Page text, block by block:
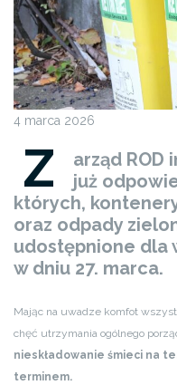
4 marca 2026
Z
arząd ROD
już
których,
oraz odpady
udostępnione dla
w dniu 27. marca.
Mając na uwadze komfot
chęć utrzymania ogólnego
nieskładowanie śmieci na
terminem.